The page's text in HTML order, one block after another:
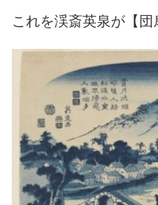
これを渓斎英泉が【団